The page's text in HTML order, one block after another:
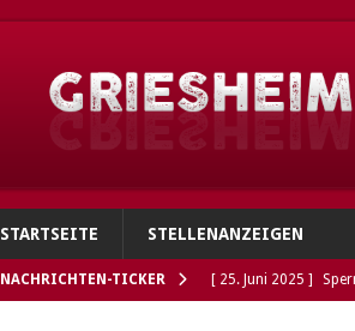
STARTSEITE STELLENANZEIGEN
NACHRICHTEN-TICKER [ 25. Juni 2025 ]